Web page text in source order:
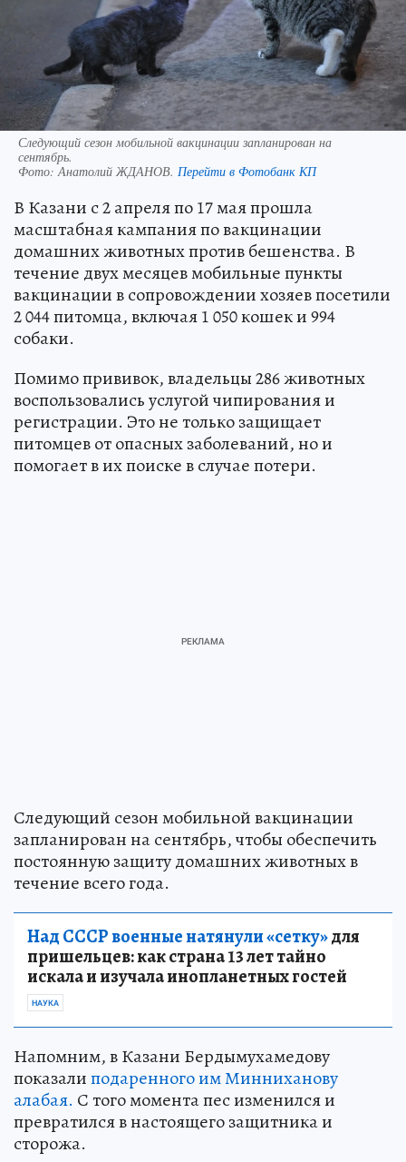
Следующий сезон мобильной вакцинации запланирован на
сентябрь.
Фото:Анатолий ЖДАНОВ. Перейти в Фотобанк КП
В Казани с 2 апреля по 17 мая прошла
масштабная кампания по вакцинации
домашних животных против бешенства. В
течение двух месяцев мобильные пункты
вакцинации в сопровождении хозяев посетили
2 044 питомца, включая 1 050 кошек и 994
собаки.
Помимо прививок, владельцы 286 животных
воспользовались услугой чипирования и
регистрации. Это не только защищает
питомцев от опасных заболеваний, но и
помогает в их поиске в случае потери.
Следующий сезон мобильной вакцинации
запланирован на сентябрь, чтобы обеспечить
постоянную защиту домашних животных в
течение всего года.
Над СССР военные натянули «сетку»для
пришельцев: как страна 13 лет тайно
искала и изучала инопланетных гостей
НАУКА
Напомним, в Казани Бердымухамедову
показалиподаренного им Минниханову
алабая. С того момента пес изменился и
превратился в настоящего защитника и
сторожа.